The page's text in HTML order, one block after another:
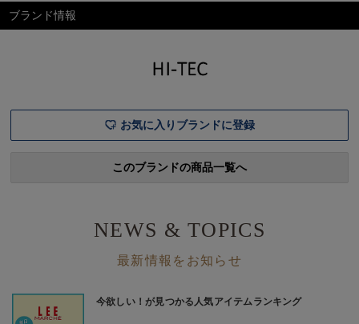
え！もはやコレなしでは毎日
の着こなしが完成しないほ
ブランド情報
お気に入りブランドに登録
このブランドの商品一覧へ
NEWS & TOPICS
最新情報をお知らせ